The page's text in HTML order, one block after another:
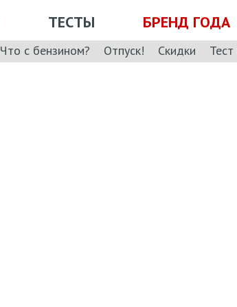
ТЕСТЫ БРЕНД ГОДА
Что с бензином? Отпуск! Скидки